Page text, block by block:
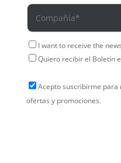
I want to receive the
Quiero recibir el Boletín
Acepto suscribirme para
ofertas y promociones.